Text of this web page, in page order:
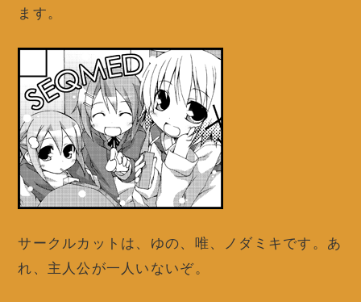
ます。
サークルカットは、ゆの、唯、ノダミキです。あ
れ、主人公が一人いないぞ。